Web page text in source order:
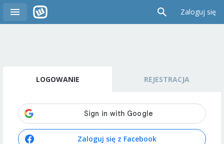
Zaloguj się
LOGOWANIE REJESTRACJA
Zaloguj się z Facebook